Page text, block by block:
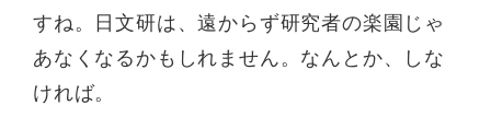
すね。日文研は、遠からず研究者の楽園じゃ
あなくなるかもしれません。なんとか、しな
ければ。